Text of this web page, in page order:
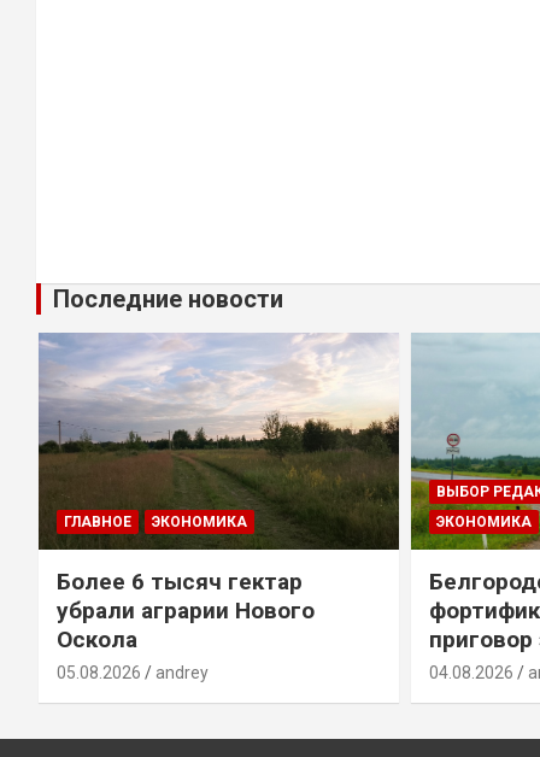
Последние новости
ГЛАВНОЕ ЭКОНОМИКА
Более 6 тысяч гектар
убрали аграрии Нового
Оскола
05.08.2026 andrey
ВЫБОР
ЭКОНОМИКА
04.08.2026